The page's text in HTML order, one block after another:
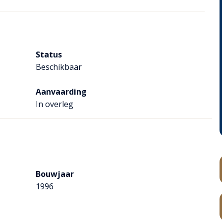
de voorzieningen in het park zoals parkwinkel,
Maasduinen gebied…ook Duitsland is binnen
Status
Beschikbaar
Aanvaarding
In overleg
Bouwjaar
1996